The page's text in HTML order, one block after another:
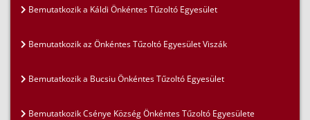
Bemutatkozik a Káldi Önkéntes Tűzoltó Egyesület
Bemutatkozik az Önkéntes Tűzoltó Egyesület Viszák
Bemutatkozik a Bucsiu Önkéntes Tűzoltó Egyesület
Bemutatkozik Csénye Község Önkéntes Tűzoltó Egyesülete